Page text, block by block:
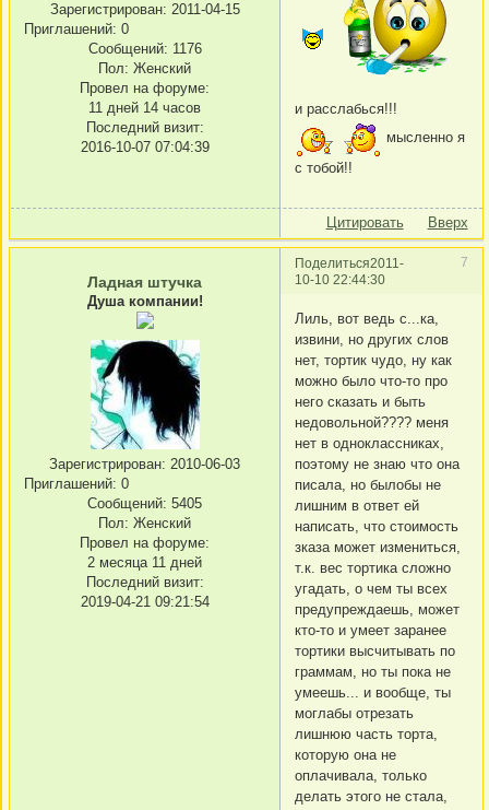
Зарегистрирован: 2011-04-15
Приглашений: 0
Сообщений: 1176
Пол: Женский
Провел на форуме:
11 дней 14 часов
Последний визит:
2016-10-07 07:04:39
и расслабься!!!
мысленно я
с тобой!!
Цитировать Вверх
Поделиться 7
2011-
10-10 22:44:30
Ладная штучка
Душа компании!
Зарегистрирован: 2010-06-03
Приглашений: 0
Сообщений: 5405
Пол: Женский
Провел на форуме:
2 месяца 11 дней
Последний визит:
2019-04-21 09:21:54
Лиль, вот ведь с...ка,
извини, но других слов
нет, тортик чудо, ну как
можно было что-то про
него сказать и быть
недовольной???? меня
нет в одноклассниках,
поэтому не знаю что она
писала, но былобы не
лишним в ответ ей
написать, что стоимость
зказа может измениться,
т.к. вес тортика сложно
угадать, о чем ты всех
предупреждаешь, может
кто-то и умеет заранее
тортики высчитывать по
граммам, но ты пока не
умеешь... и вообще, ты
моглабы отрезать
лишнюю часть торта,
которую она не
оплачивала, только
делать этого не стала,